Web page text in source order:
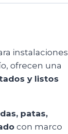
instalaciones
ofrecen una
y listos
patas,
con marco